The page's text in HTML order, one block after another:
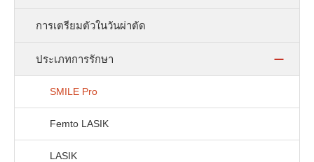
การเตรียมตัวในวันผ่าตัด
ประเภทการรักษา
SMILE Pro
Femto LASIK
LASIK